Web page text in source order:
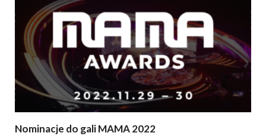
Nominacje do gali MAMA 2022